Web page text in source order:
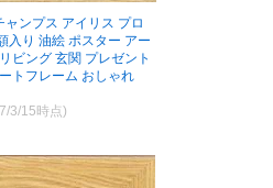
ャンプス アイリス プロ
入り 油絵 ポスター アー
ビング 玄関 プレゼント
トフレーム おしゃれ
3/15時点)